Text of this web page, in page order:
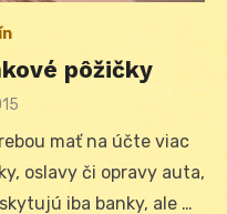
pôžičky
mať na účte viac
oslavy či opravy auta,
iba banky, ale …